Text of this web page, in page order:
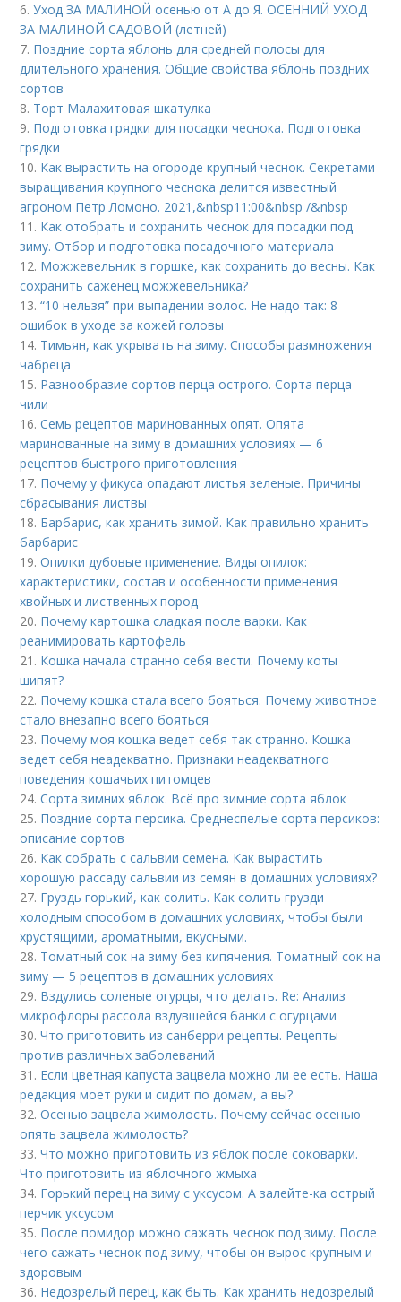
6.Уход ЗА МАЛИНОЙ осенью от А до Я. ОСЕННИЙ УХОД
ЗА МАЛИНОЙ САДОВОЙ (летней)
7. Поздние сорта яблонь для средней полосы для
длительного хранения. Общие свойства яблонь поздних
сортов
8. Торт Малахитовая шкатулка
9. Подготовка грядки для посадки чеснока. Подготовка
грядки
10. Как вырастить на огороде крупный чеснок. Секретами
выращивания крупного чеснока делится известный
агроном Петр Ломоно. 2021,&nbsp11:00&nbsp /&nbsp
11. Как отобрать и сохранить чеснок для посадки под
зиму. Отбор и подготовка посадочного материала
12. Можжевельник в горшке, как сохранить до весны. Как
сохранить саженец можжевельника?
13.“10 нельзя” при выпадении волос. Не надо так: 8
ошибок в уходе за кожей головы
14. Тимьян, как укрывать на зиму. Способы размножения
чабреца
15. Разнообразие сортов перца острого. Сорта перца
чили
16.Семь рецептов маринованных опят. Опята
маринованные на зиму в домашних условиях — 6
рецептов быстрого приготовления
17. Почему у фикуса опадают листья зеленые. Причины
сбрасывания листвы
18. Барбарис, как хранить зимой. Как правильно хранить
барбарис
19.Опилки дубовые применение. Виды опилок:
характеристики, состав и особенности применения
хвойных и лиственных пород
20. Почему картошка сладкая после варки. Как
реанимировать картофель
21. Кошка начала странно себя вести. Почему коты
шипят?
22. Почему кошка стала всего бояться. Почему животное
стало внезапно всего бояться
23. Почему моя кошка ведет себя так странно. Кошка
ведет себя неадекватно. Признаки неадекватного
поведения кошачьих питомцев
24.Сорта зимних яблок. Всё про зимние сорта яблок
25. Поздние сорта персика. Среднеспелые сорта персиков:
описание сортов
26. Как собрать с сальвии семена. Как вырастить
хорошую рассаду сальвии из семян в домашних условиях?
27. Груздь горький, как солить. Как солить грузди
холодным способом в домашних условиях, чтобы были
хрустящими, ароматными, вкусными.
28. Томатный сок на зиму без кипячения. Томатный сок на
зиму — 5 рецептов в домашних условиях
29. Вздулись соленые огурцы, что делать. Re: Анализ
микрофлоры рассола вздувшейся банки с огурцами
30.Что приготовить из санберри рецепты. Рецепты
против различных заболеваний
31. Если цветная капуста зацвела можно ли ее есть. Наша
редакция моет руки и сидит по домам, а вы?
32.Осенью зацвела жимолость. Почему сейчас осенью
опять зацвела жимолость?
33.Что можно приготовить из яблок после соковарки.
Что приготовить из яблочного жмыха
34. Горький перец на зиму с уксусом. А залейте-ка острый
перчик уксусом
35. После помидор можно сажать чеснок под зиму. После
чего сажать чеснок под зиму, чтобы он вырос крупным и
здоровым
36. Недозрелый перец, как быть. Как хранить недозрелый